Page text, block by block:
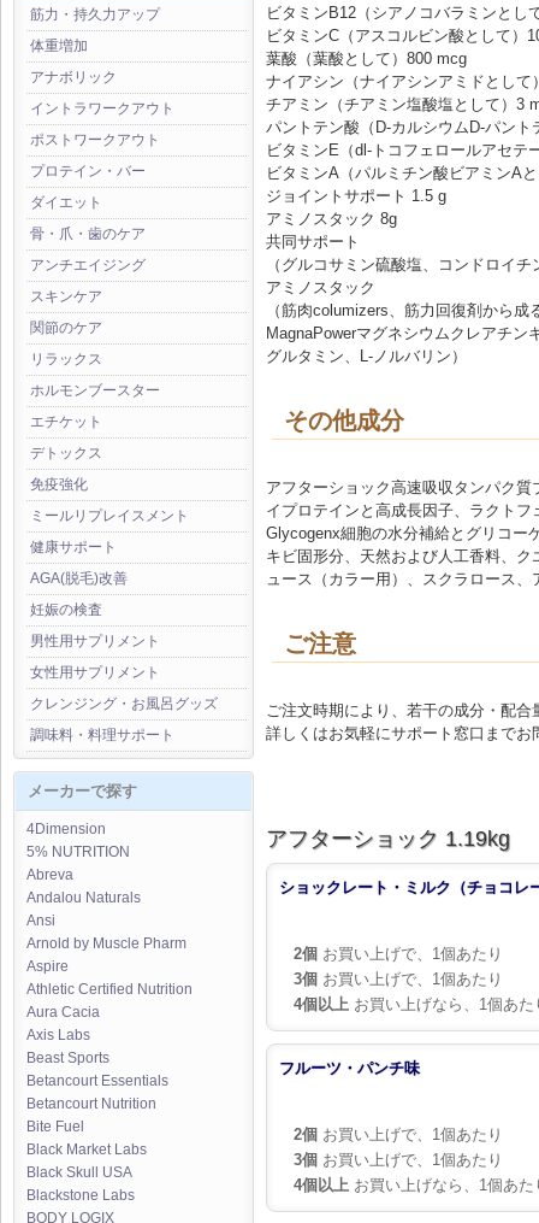
筋力・持久力アップ
体重増加
アナボリック
イントラワークアウト
ポストワークアウト
プロテイン・バー
ダイエット
骨・爪・歯のケア
アンチエイジング
スキンケア
関節のケア
リラックス
ホルモンブースター
エチケット
デトックス
免疫強化
ミールリプレイスメント
健康サポート
AGA(脱毛)改善
妊娠の検査
男性用サプリメント
女性用サプリメント
クレンジング・お風呂グッズ
調味料・料理サポート
メーカーで探す
4Dimension
5% NUTRITION
Abreva
Andalou Naturals
Ansi
Arnold by Muscle Pharm
Aspire
Athletic Certified Nutrition
Aura Cacia
Axis Labs
Beast Sports
Betancourt Essentials
Betancourt Nutrition
Bite Fuel
Black Market Labs
Black Skull USA
Blackstone Labs
BODY LOGIX
ビタミンB12（シアノコバラミンとし
ビタミンC（アスコルビン酸として）
葉酸（葉酸として）800 mcg
ナイアシン（ナイアシンアミドとして
チアミン（チアミン塩酸塩として）3
パントテン酸（D-カルシウムD-パント
ビタミンE（dl-トコフェロールアセテ
ビタミンA（パルミチン酸ビアミンA
ジョイントサポート 1.5 g
アミノスタック 8g
共同サポート
（グルコサミン硫酸塩、コンドロイ
アミノスタック
（筋肉columizers、筋力回復剤から
MagnaPowerマグネシウムクレアチ
グルタミン、L-ノルバリン）
その他成分
アフターショック高速吸収タンパク
イプロテインと高成長因子、ラクト
Glycogenx細胞の水分補給とグリコー
キビ固形分、天然および人工香料、
ュース（カラー用）、スクラロース、
ご注意
ご注文時期により、若干の成分・配合
詳しくはお気軽にサポート窓口までお
アフターショック 1.19kg
ショックレート・ミルク（チョコレ
2個 お買い上げで、1個あたり
3個 お買い上げで、1個あたり
4個以上 お買い上げなら、1個あた
フルーツ・パンチ味
2個 お買い上げで、1個あたり
3個 お買い上げで、1個あたり
4個以上 お買い上げなら、1個あた